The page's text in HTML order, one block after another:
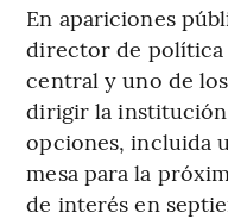
En apariciones
director de política
central y uno de
dirigir la
opciones, incluida
mesa para la
de interés en